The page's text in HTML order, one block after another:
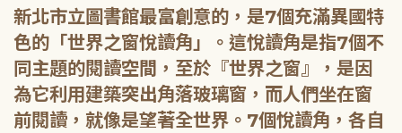
新北市立圖書館最富創意的，是7個充滿異國特
色的「世界之窗悅讀角」。這悅讀角是指7個不
同主題的閱讀空間，至於『世界之窗』，是因
為它利用建築突出角落玻璃窗，而人們坐在窗
前閱讀，就像是望著全世界。7個悅讀角，各自